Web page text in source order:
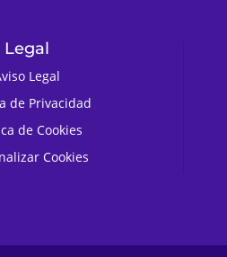
Legal
Legal
de Privacidad
de Cookies
Cookies